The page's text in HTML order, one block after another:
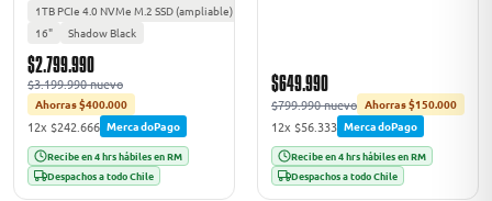
1TB PCIe 4.0 NVMe M.2 SSD (ampliable)
16"
Shadow Black
$2.799.990
$3.199.990 nuevo
Ahorras $400.000
12x $242.666 MercadoPago
Recibe en 4 hrs hábiles en RM
Despachos a todo Chile
$649.990
$799.990 nuevo Ahorras $150.000
12x $56.333 MercadoPago
Recibe en 4 hrs hábiles en RM
Despachos a todo Chile